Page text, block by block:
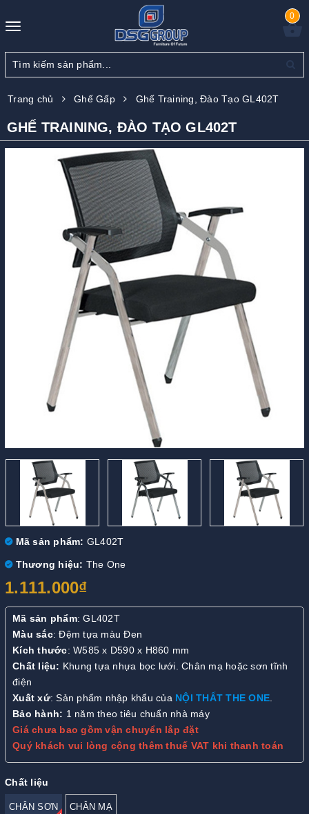
Toggle
0
Trang chủ Ghế Gấp Ghế Training, Đào Tạo GL402T
GHẾ TRAINING, ĐÀO TẠO GL402T
Mã sản phẩm: GL402T
Thương hiệu: The One
1.111.000₫
Mã sản phẩm: GL402T
Màu sắc: Đệm tựa màu Đen
Kích thước: W585 x D590 x H860 mm
Chất liệu: Khung tựa nhựa bọc lưới. Chân mạ hoặc sơn tĩnh
điện
Xuất xứ: Sản phẩm nhập khẩu của NỘI THẤT THE ONE.
Bảo hành: 1 năm theo tiêu chuẩn nhà máy
Giá chưa bao gồm vận chuyển lắp đặt
Quý khách vui lòng cộng thêm thuế VAT khi thanh toán
Chất liệu
CHÂN SƠN CHÂN MẠ